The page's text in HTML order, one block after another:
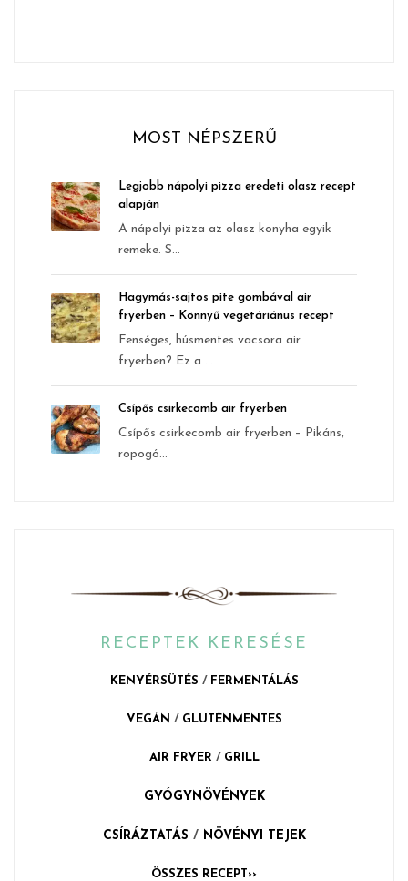
MOST NÉPSZERŰ
Legjobb nápolyi pizza eredeti olasz recept
alapján
A nápolyi pizza az olasz konyha egyik
remeke. S...
Hagymás-sajtos pite gombával air
fryerben – Könnyű vegetáriánus recept
Fenséges, húsmentes vacsora air
fryerben? Ez a ...
Csípős csirkecomb air fryerben
Csípős csirkecomb air fryerben – Pikáns,
ropogó...
RECEPTEK KERESÉSE
KENYÉRSÜTÉS / FERMENTÁLÁS
VEGÁN / GLUTÉNMENTES
AIR FRYER / GRILL
GYÓGYNÖVÉNYEK
CSÍRÁZTATÁS / NÖVÉNYI TEJEK
ÖSSZES RECEPT››